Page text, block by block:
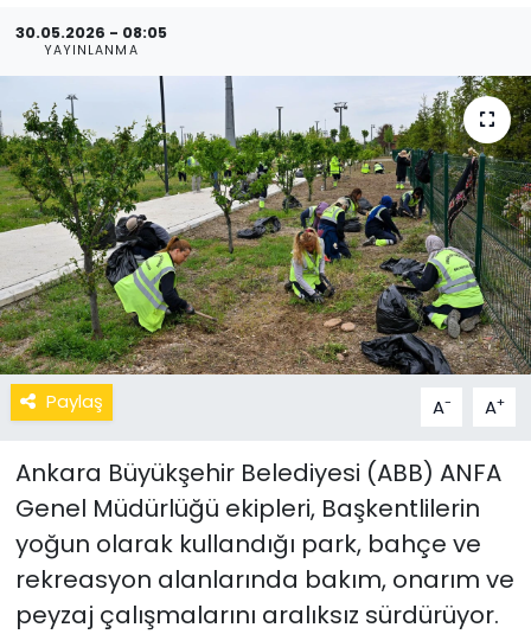
30.05.2026 - 08:05
YAYINLANMA
Paylaş A- A+
Ankara Büyükşehir Belediyesi (ABB) ANFA
Genel Müdürlüğü ekipleri, Başkentlilerin
yoğun olarak kullandığı park, bahçe ve
rekreasyon alanlarında bakım, onarım ve
peyzaj çalışmalarını aralıksız sürdürüyor.